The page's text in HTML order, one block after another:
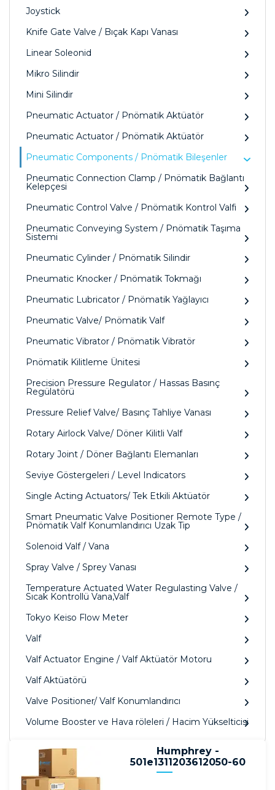
Joystick
Knife Gate Valve / Bıçak Kapı Vanası
Linear Soleonid
Mikro Silindir
Mini Silindir
Pneumatic Actuator / Pnömatik Aktüatör
Pneumatic Actuator / Pnömatik Aktüatör
Pneumatic Components / Pnömatik Bileşenler
Pneumatic Connection Clamp / Pnömatik Bağlantı
Kelepçesi
Pneumatic Control Valve / Pnömatik Kontrol Valfi
Pneumatic Conveying System / Pnömatik Taşıma
Sistemi
Pneumatic Cylinder / Pnömatik Silindir
Pneumatic Knocker / Pnömatik Tokmağı
Pneumatic Lubricator / Pnömatik Yağlayıcı
Pneumatic Valve/ Pnömatik Valf
Pneumatic Vibrator / Pnömatik Vibratör
Pnömatik Kilitleme Ünitesi
Precision Pressure Regulator / Hassas Basınç
Regülatörü
Pressure Relief Valve/ Basınç Tahliye Vanası
Rotary Airlock Valve/ Döner Kilitli Valf
Rotary Joint / Döner Bağlantı Elemanları
Seviye Göstergeleri / Level Indicators
Single Acting Actuators/ Tek Etkili Aktüatör
Smart Pneumatic Valve Positioner Remote Type /
Pnömatik Valf Konumlandırıcı Uzak Tip
Solenoid Valf / Vana
Spray Valve / Sprey Vanası
Temperature Actuated Water Regulasting Valve /
Sıcak Kontrollü Vana,Valf
Tokyo Keiso Flow Meter
Valf
Valf Actuator Engine / Valf Aktüatör Motoru
Valf Aktüatörü
Valve Positioner/ Valf Konumlandırıcı
Volume Booster ve Hava röleleri / Hacim Yükselticisi
Humphrey -
501e1311203612050-60